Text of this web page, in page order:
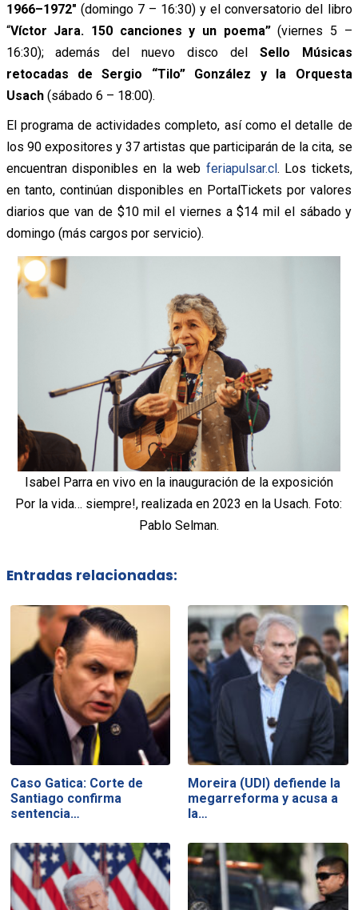
1966–1972″ (domingo 7 – 16:30) y el conversatorio del libro
“Víctor Jara. 150 canciones y un poema” (viernes 5 –
16:30); además del nuevo disco delSello Músicas
retocadas de Sergio “Tilo” González y la Orquesta
Usach (sábado 6 – 18:00).
El programa de actividades completo, así como el detalle de
los 90 expositores y 37 artistas que participarán de la cita, se
encuentran disponibles en la web feriapulsar.cl. Los tickets,
en tanto, continúan disponibles en PortalTickets por valores
diarios que van de $10 mil el viernes a $14 mil el sábado y
domingo (más cargos por servicio).
Isabel Parra en vivo en la inauguración de la exposición
Por la vida… siempre!, realizada en 2023 en la Usach. Foto:
Pablo Selman.
Entradas relacionadas:
Caso Gatica: Corte de
Santiago confirma
sentencia…
Moreira (UDI) defiende la
megarreforma y acusa a
la…